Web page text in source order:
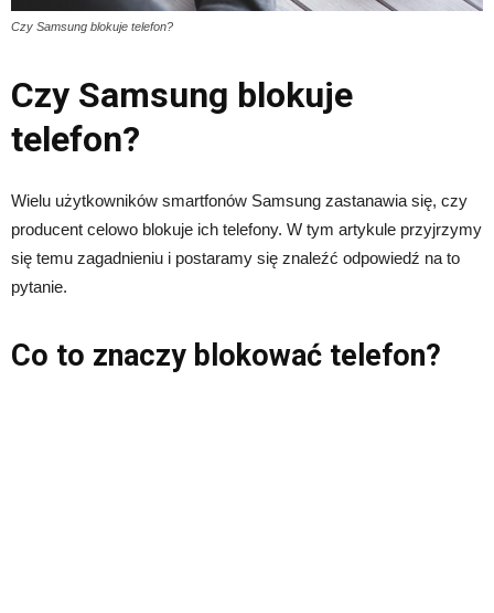
Czy Samsung blokuje telefon?
Czy Samsung blokuje
telefon?
Wielu użytkowników smartfonów Samsung zastanawia się, czy
producent celowo blokuje ich telefony. W tym artykule przyjrzymy
się temu zagadnieniu i postaramy się znaleźć odpowiedź na to
pytanie.
Co to znaczy blokować telefon?